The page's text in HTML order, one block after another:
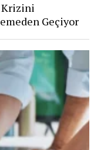
Krizini
Geçiyor